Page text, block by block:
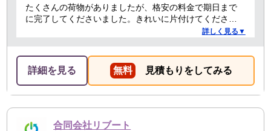
たくさんの荷物がありましたが、格安の料金で期日まで
に完了してくださいました。きれいに片付けてくださり
ありがとうございました。作業の進捗も報告してくださ
詳しく見る▼
詳細を見る 無料 見積もりをしてみる
合同会社リブート